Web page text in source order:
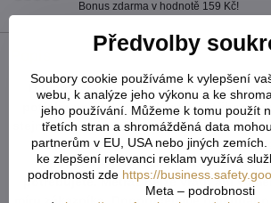
Bonus zdarma v hodnotě 159 Kč!
U tvarovaných záclon čí vzororvaných
potřeba počítat s nějakým prostřihem,
stejné po ušití a to samé platí pro vzor.
jak přijde záclona ustřižená vzhledem
potřebuje jiný rozměr. Vždy tedy
potřebujete. Metráž nelze vrátit ani
Předvolby
Soubory cookie používáme k vylepšení
webu, k analýze jeho výkonu a ke
jeho používání. Můžeme k tomu použít
třetích stran a shromážděná data
partnerům v EU, USA nebo jiných zemích.
ke zlepšení relevanci reklam využívá
podrobnosti zde https://
Meta – podrobnosti